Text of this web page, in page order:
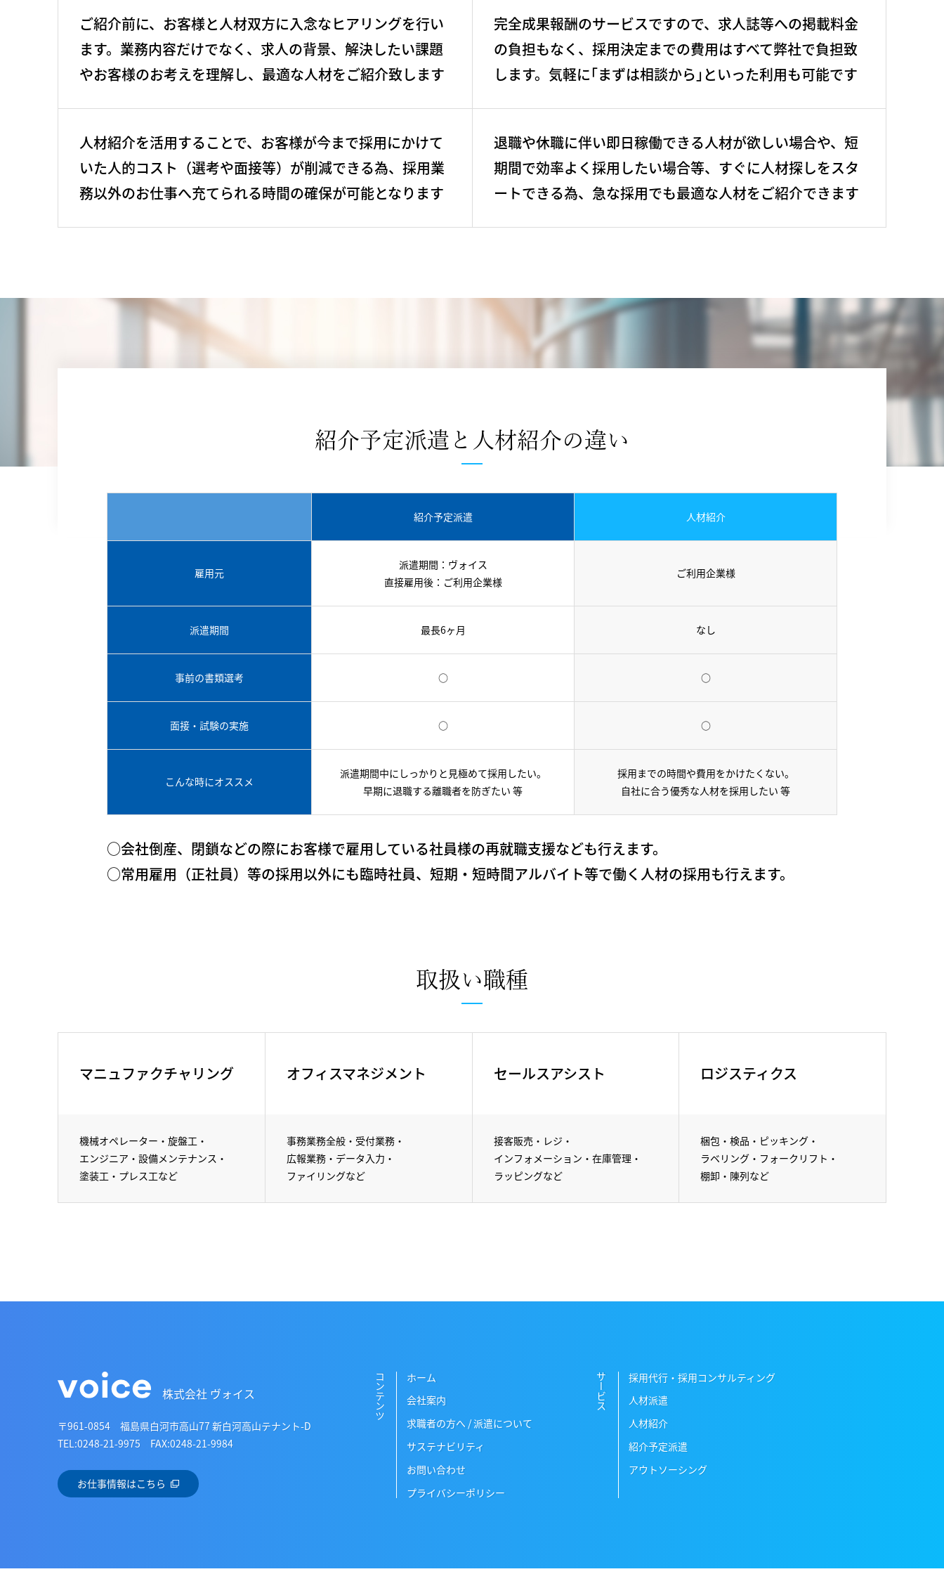
ご紹介前に、お客様と人材双方に入念なヒアリングを行い
ます。業務内容だけでなく、求人の背景、解決したい課題
やお客様のお考えを理解し、最適な人材をご紹介致します
完全成果報酬のサービスですので、求人誌等への掲載料金
の負担もなく、採用決定までの費用はすべて弊社で負担致
します。気軽に｢まずは相談から｣といった利用も可能です
人材紹介を活用することで、お客様が今まで採用にかけて
いた人的コスト（選考や面接等）が削減できる為、採用業
務以外のお仕事へ充てられる時間の確保が可能となります
退職や休職に伴い即日稼働できる人材が欲しい場合や、短
期間で効率よく採用したい場合等、すぐに人材探しをスタ
ートできる為、急な採用でも最適な人材をご紹介できます
紹介予定派遣と人材紹介の違い
紹介予定派遣 人材紹介
雇用元
派遣期間：ヴォイス
直接雇用後：ご利用企業様
ご利用企業様
派遣期間 最長6ヶ月 なし
事前の書類選考 ○ ○
面接・試験の実施 ○ ○
こんな時にオススメ
派遣期間中にしっかりと見極めて採用したい。
早期に退職する離職者を防ぎたい 等
採用までの時間や費用をかけたくない。
自社に合う優秀な人材を採用したい 等
○会社倒産、閉鎖などの際にお客様で雇用している社員様の再就職支援なども行えます。
○常用雇用（正社員）等の採用以外にも臨時社員、短期・短時間アルバイト等で働く人材の採用も行えます。
取扱い職種
マニュファクチャリング
機械オペレーター・ 旋盤工・
エンジニア・ 設備メンテナンス・
塗装工・ プレス工など
オフィスマネジメント
事務業務全般・受付業務・
広報業務・データ入力・
ファイリングなど
セールスアシスト
接客販売・ レジ・
インフォメーション・ 在庫管理・
ラッピングなど
ロジスティクス
梱包・検品・ ピッキング・
ラベリング・ フォークリフト・
棚卸・陳列など
株式会社 ヴォイス
〒961-0854 福島県白河市高山77 新白河高山テナント-D
TEL:0248-21-9975 FAX:0248-21-9984
お仕事情報はこちら
コンテンツ
ホーム
会社案内
求職者の方へ / 派遣について
サステナビリティ
お問い合わせ
プライバシーポリシー
サービス
採用代行・採用コンサルティング
人材派遣
人材紹介
紹介予定派遣
アウトソーシング